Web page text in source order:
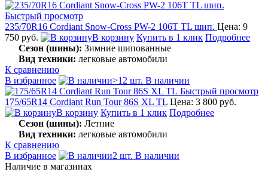
Быстрый просмотр
235/70R16 Cordiant Snow-Cross PW-2 106T TL шип. Цена: 9
750 руб.
В корзину Купить в 1 клик Подробнее
Сезон (шины): Зимние шипованные
Вид техники: легковые автомобили
К сравнению
В избранное
>12 шт. В наличии
Быстрый просмотр
175/65R14 Cordiant Run Tour 86S XL TL Цена: 3 800 руб.
В корзину Купить в 1 клик Подробнее
Сезон (шины): Летние
Вид техники: легковые автомобили
К сравнению
В избранное
2 шт. В наличии
Наличие в магазинах